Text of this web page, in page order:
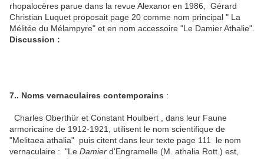
rhopalocères parue dans la revue Alexanor en 1986, Gérard
Christian Luquet proposait page 20 comme nom principal " La
Mélitée du Mélampyre" et en nom accessoire "Le Damier Athalie".
Discussion :
7.. Noms vernaculaires contemporains :
Charles Oberthür et Constant Houlbert , dans leur Faune
armoricaine de 1912-1921, utilisent le nom scientifique de
"Melitaea athalia" puis citent dans leur texte page 111 le nom
vernaculaire : "Le Damier d'Engramelle (M. athalia Rott.) est,